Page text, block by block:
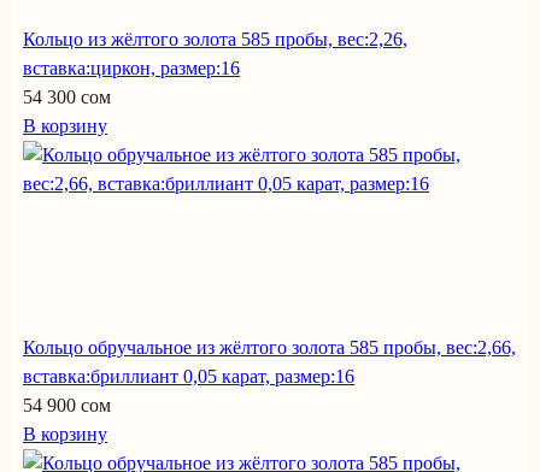
Кольцо из жёлтого золота 585 пробы, вес:2,26,
вставка:циркон, размер:16
54 300 сом
В корзину
Кольцо обручальное из жёлтого золота 585 пробы, вес:2,66,
вставка:бриллиант 0,05 карат, размер:16
54 900 сом
В корзину